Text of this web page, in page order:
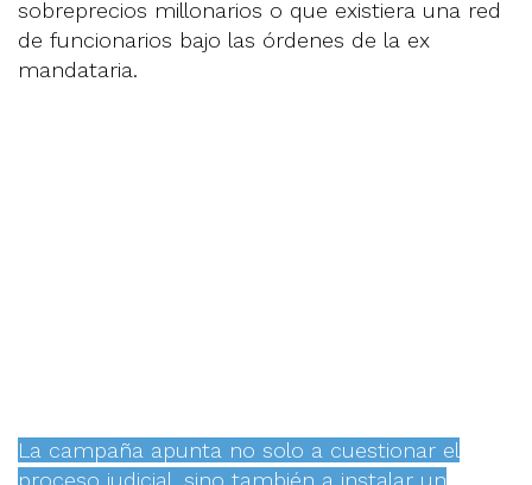
sobreprecios millonarios o que existiera una red
de funcionarios bajo las órdenes de la ex
mandataria.
La campaña apunta no solo a cuestionar el
proceso judicial, sino también a instalar un